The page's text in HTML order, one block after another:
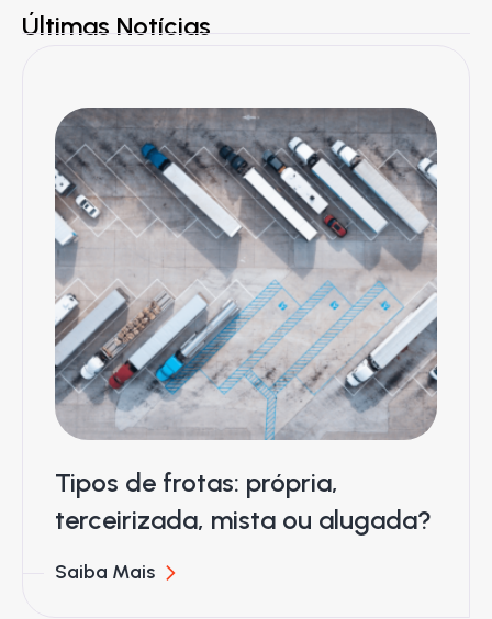
Últimas Notícias
Tipos de frotas: própria,
terceirizada, mista ou alugada?
Saiba Mais